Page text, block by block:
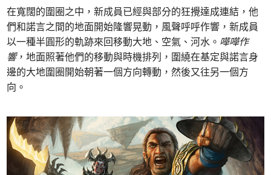
在寬闊的圍圈之中，新成員已經與部分的狂攪達成連結，他
們和諾言之間的地面開始隆響晃動，風聲呼呼作響，新成員
以一種半圓形的軌跡來回移動大地、空氣、河水。 嘩嘩作
響，地面照著他們的移動與時機排列，圍繞在基定與諾言身
邊的大地圍圈開始朝著一個方向轉動，然後又往另一個方
向。